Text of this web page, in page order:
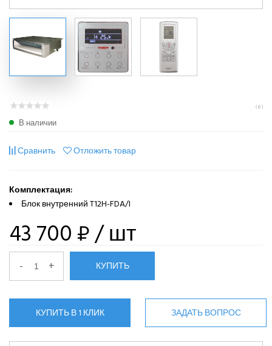
( 0 )
В наличии
Сравнить Отложить товар
Комплектация:
Блок внутренний T12H-FDA/I
43 700 ₽/ шт
- + КУПИТЬ
КУПИТЬ В 1 КЛИК ЗАДАТЬ ВОПРОС